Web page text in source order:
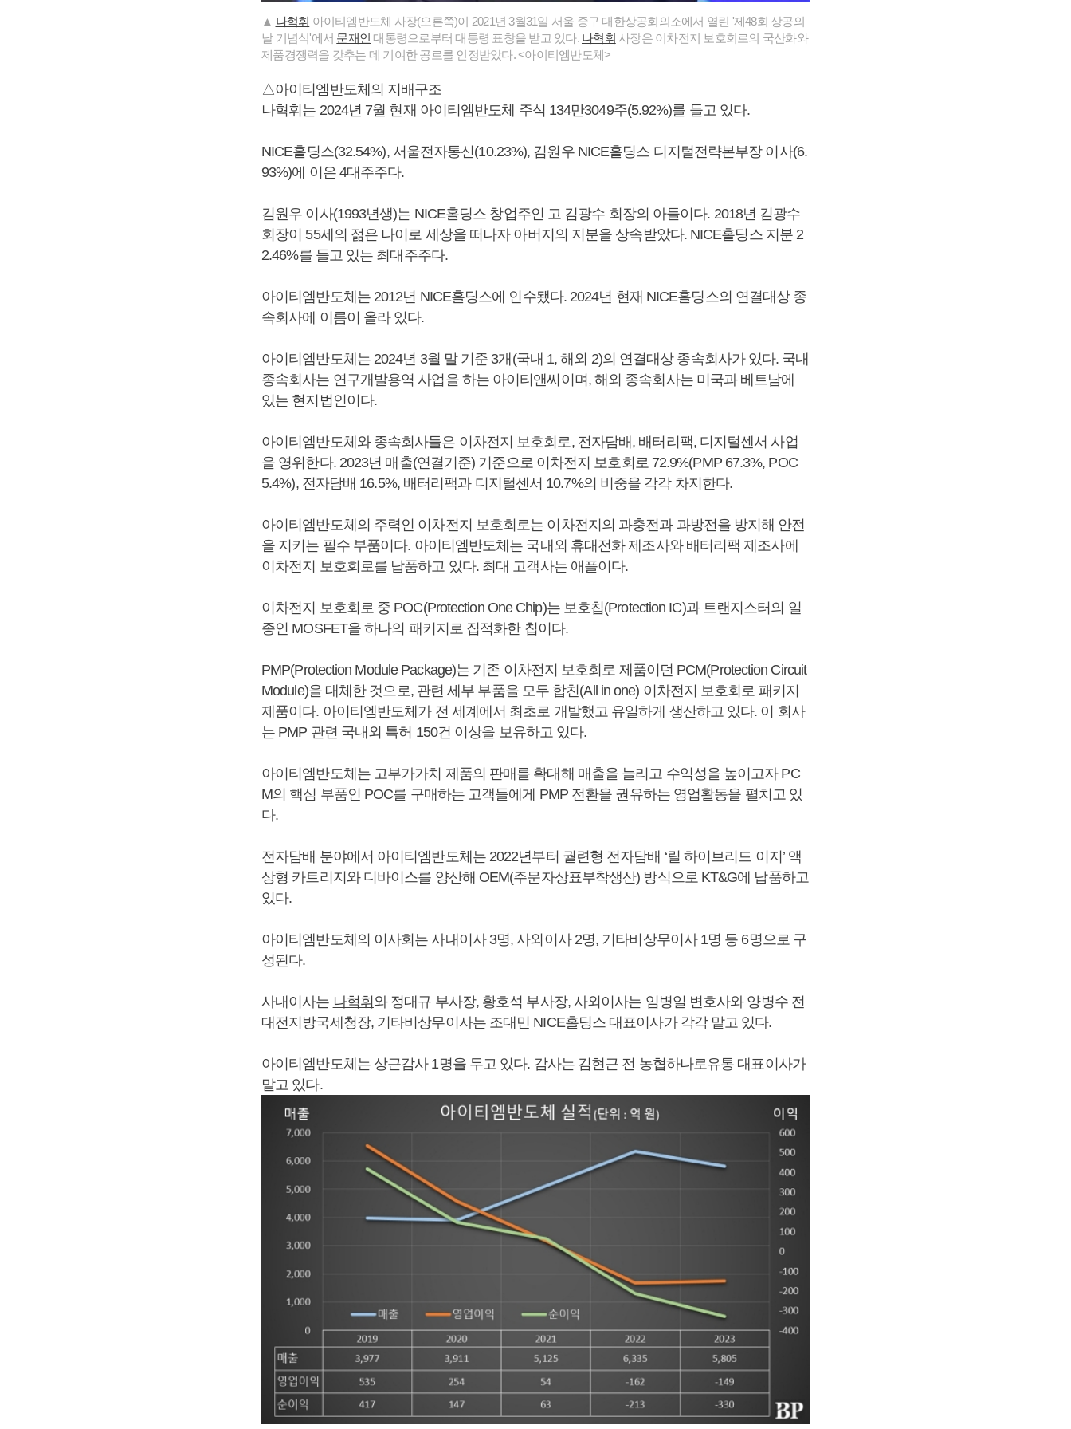
▲ 나혁휘 아이티엠반도체 사장(오른쪽)이 2021년 3월31일 서울 중구 대한상공회의소에서 열린 '제48회 상공의
날 기념식'에서 문재인 대통령으로부터 대통령 표창을 받고 있다. 나혁휘 사장은 이차전지 보호회로의 국산화와
제품경쟁력을 갖추는 데 기여한 공로를 인정받았다. <아이티엠반도체>
△아이티엠반도체의 지배구조
나혁휘 는 2024년 7월 현재 아이티엠반도체 주식 134만3049주(5.92%)를 들고 있다.
NICE홀딩스(32.54%), 서울전자통신(10.23%), 김원우 NICE홀딩스 디지털전략본부장 이사(6.
93%)에 이은 4대주주다.
김원우 이사(1993년생)는 NICE홀딩스 창업주인 고 김광수 회장의 아들이다. 2018년 김광수
회장이 55세의 젊은 나이로 세상을 떠나자 아버지의 지분을 상속받았다. NICE홀딩스 지분 2
2.46%를 들고 있는 최대주주다.
아이티엠반도체는 2012년 NICE홀딩스에 인수됐다. 2024년 현재 NICE홀딩스의 연결대상 종
속회사에 이름이 올라 있다.
아이티엠반도체는 2024년 3월 말 기준 3개(국내 1, 해외 2)의 연결대상 종속회사가 있다. 국내
종속회사는 연구개발용역 사업을 하는 아이티앤씨이며, 해외 종속회사는 미국과 베트남에
있는 현지법인이다.
아이티엠반도체와 종속회사들은 이차전지 보호회로, 전자담배, 배터리팩, 디지털센서 사업
을 영위한다. 2023년 매출(연결기준) 기준으로 이차전지 보호회로 72.9%(PMP 67.3%, POC
5.4%), 전자담배 16.5%, 배터리팩과 디지털센서 10.7%의 비중을 각각 차지한다.
아이티엠반도체의 주력인 이차전지 보호회로는 이차전지의 과충전과 과방전을 방지해 안전
을 지키는 필수 부품이다. 아이티엠반도체는 국내외 휴대전화 제조사와 배터리팩 제조사에
이차전지 보호회로를 납품하고 있다. 최대 고객사는 애플이다.
이차전지 보호회로 중 POC(Protection One Chip)는 보호칩(Protection IC)과 트랜지스터의 일
종인 MOSFET을 하나의 패키지로 집적화한 칩이다.
PMP(Protection Module Package)는 기존 이차전지 보호회로 제품이던 PCM(Protection Circuit
Module)을 대체한 것으로, 관련 세부 부품을 모두 합친(All in one) 이차전지 보호회로 패키지
제품이다. 아이티엠반도체가 전 세계에서 최초로 개발했고 유일하게 생산하고 있다. 이 회사
는 PMP 관련 국내외 특허 150건 이상을 보유하고 있다.
아이티엠반도체는 고부가가치 제품의 판매를 확대해 매출을 늘리고 수익성을 높이고자 PC
M의 핵심 부품인 POC를 구매하는 고객들에게 PMP 전환을 권유하는 영업활동을 펼치고 있
다.
전자담배 분야에서 아이티엠반도체는 2022년부터 궐련형 전자담배 ‘릴 하이브리드 이지’ 액
상형 카트리지와 디바이스를 양산해 OEM(주문자상표부착생산) 방식으로 KT&G에 납품하고
있다.
아이티엠반도체의 이사회는 사내이사 3명, 사외이사 2명, 기타비상무이사 1명 등 6명으로 구
성된다.
사내이사는 나혁휘 와 정대규 부사장, 황호석 부사장, 사외이사는 임병일 변호사와 양병수 전
대전지방국세청장, 기타비상무이사는 조대민 NICE홀딩스 대표이사가 각각 맡고 있다.
아이티엠반도체는 상근감사 1명을 두고 있다. 감사는 김현근 전 농협하나로유통 대표이사가
맡고 있다.